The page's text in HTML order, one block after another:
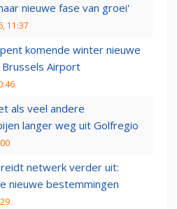
nieuwe fase van groei'
11:37
komende winter nieuwe
Airport
als veel andere
langer weg uit Golfregio
netwerk verder uit:
nieuwe bestemmingen